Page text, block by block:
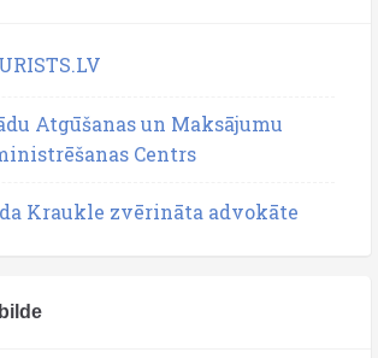
Atgūšanas un Maksājumu
Centrs
Kraukle zvērināta advokāte